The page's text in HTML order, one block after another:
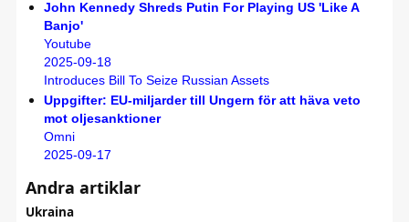
John Kennedy Shreds Putin For Playing US 'Like A
Banjo'
Youtube
2025-09-18
Introduces Bill To Seize Russian Assets
Uppgifter: EU-miljarder till Ungern för att häva veto
mot oljesanktioner
Omni
2025-09-17
Andra artiklar
Ukraina